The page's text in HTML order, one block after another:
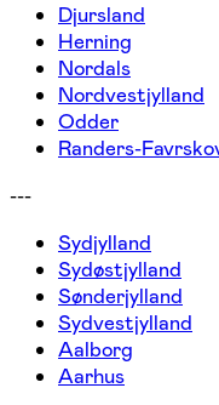
Djursland
Herning
Nordals
Nordvestjylland
Odder
Randers-
---
Sydjylland
Sydøstjylland
Sønderjylland
Sydvestjylland
Aalborg
Aarhus